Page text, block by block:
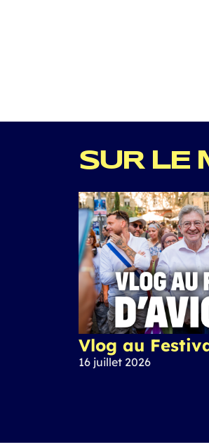
SUR LE
Vlog au
16 juillet 2026